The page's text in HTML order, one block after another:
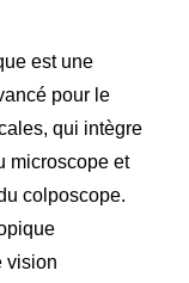
est une
pour le
qui intègre
microscope et
colposcope.
vision